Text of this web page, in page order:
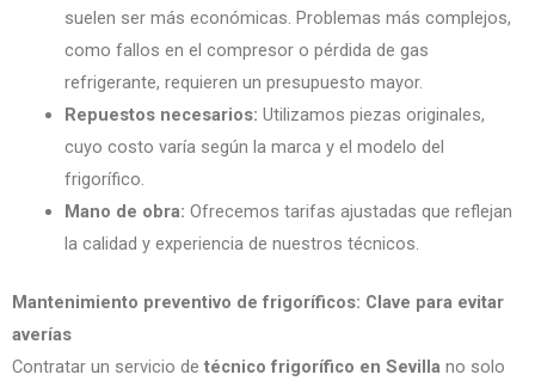
suelen ser más económicas. Problemas más complejos,
como fallos en el compresor o pérdida de gas
refrigerante, requieren un presupuesto mayor.
Repuestos necesarios: Utilizamos piezas originales,
cuyo costo varía según la marca y el modelo del
frigorífico.
Mano de obra: Ofrecemos tarifas ajustadas que reflejan
la calidad y experiencia de nuestros técnicos.
Mantenimiento preventivo de frigoríficos: Clave para evitar
averías
Contratar un servicio de técnico frigorífico en Sevilla no solo